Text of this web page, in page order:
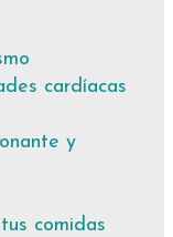
cardíacas
y
comidas